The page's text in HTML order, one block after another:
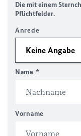
Die mit einem
Pflichtfelder.
Anrede
Name *
Vorname